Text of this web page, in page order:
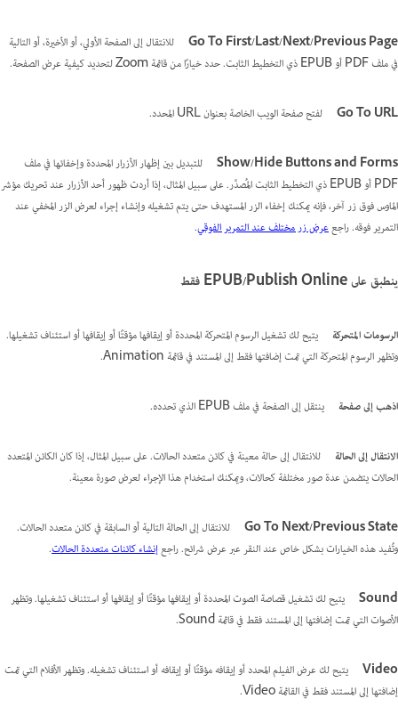
Go To First/Last/Next/Previous Page
للانتقال إلى الصفحة الأولي، أو الأخيرة، أو التالية
في ملف PDF أو EPUB ذي التخطيط الثابت. حدد خيارًا من قائمة Zoom لتحديد كيفية عرض الصفحة.
Go To URL لفتح صفحة الويب الخاصة بعنوان URL المحدد.
Show/Hide Buttons and Forms
للتبديل بين إظهار الأزرار المحددة وإخفائها في ملف
PDF أو EPUB ذي التخطيط الثابت المُصدَّر. على سبيل المثال، إذا أردت ظهور أحد الأزرار عند تحريك مؤشر
الماوس فوق زر آخر، فإنه يمكنك إخفاء الزر المستهدف حتى يتم تشغيله وإنشاء إجراء لعرض الزر المخفي عند
التمرير فوقه. راجععرض زر مختلف عند التمرير الفوقي.
ينطبق على EPUB/Publish Online فقط
الرسومات المتحركة
يتيح لك تشغيل الرسوم المتحركة المحددة أو إيقافها مؤقتًا أو إيقافها أو استئناف تشغيلها.
وتظهر الرسوم المتحركة التي تمت إضافتها فقط إلى المستند في قائمة Animation.
اذهب إلى صفحة ينتقل إلى الصفحة في ملف EPUB الذي تحدده.
الانتقال إلى الحالة
للانتقال إلى حالة معينة في كائن متعدد الحالات. على سبيل المثال، إذا كان الكائن المتعدد
الحالات يتضمن عدة صور مختلفة كحالات، ويمكنك استخدام هذا الإجراء لعرض صورة معينة.
Go To Next/Previous State
للانتقال إلى الحالة التالية أو السابقة في كائن متعدد الحالات.
وتُفيد هذه الخيارات بشكل خاص عند النقر عبر عرض شرائح. راجعإنشاء كائنات متعددة الحالات.
Sound
يتيح لك تشغيل قصاصة الصوت المحددة أو إيقافها مؤقتًا أو إيقافها أو استئناف تشغيلها. وتظهر
الأصوات التي تمت إضافتها إلى المستند فقط في قائمة Sound.
Video
يتيح لك عرض الفيلم المحدد أو إيقافه مؤقتًا أو إيقافه أو استئناف تشغيله. وتظهر الأفلام التي تمت
إضافتها إلى المستند فقط في القائمة Video.